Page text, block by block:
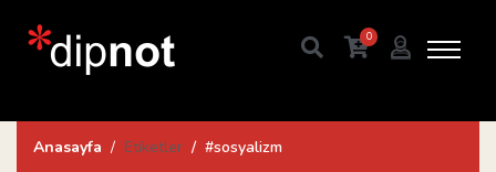
0
Anasayfa Etiketler #sosyalizm